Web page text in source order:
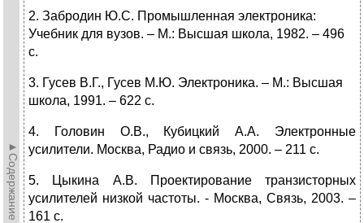
►Содержание►
2. Забродин Ю.С. Промышленная электроника:
Учебник для вузов. – М.: Высшая школа, 1982. – 496
с.
3. Гусев В.Г., Гусев М.Ю. Электроника. – М.: Высшая
школа, 1991. – 622 с.
4. Головин О.В., Кубицкий А.А. Электронные
усилители. Москва, Радио и связь, 2000. – 211 с.
5. Цыкина А.В. Проектирование транзисторных
усилителей низкой частоты. - Москва, Связь, 2003. –
161 с.